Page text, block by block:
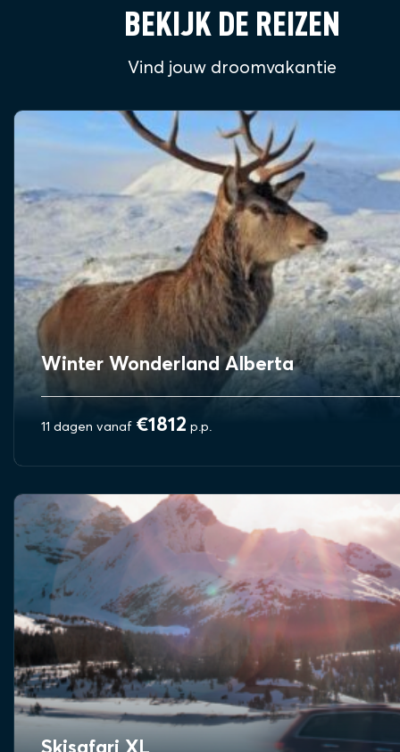
BEKIJK DE REIZEN
Vind jouw droomvakantie
Winter Wonderland Alberta
11 dagen vanaf €1812 p.p.
BEKIJK REIS